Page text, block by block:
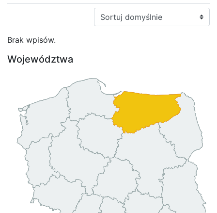
Sortuj:
Brak wpisów.
Województwa